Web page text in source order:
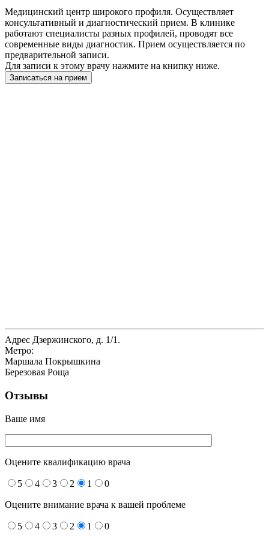
Медицинский центр широкого профиля. Осуществляет
консультативный и диагностический прием. В клинике
работают специалисты разных профилей, проводят все
современные виды диагностик. Прием осуществляется по
предварительной записи.
Для записи к этому врачу нажмите на книпку ниже.
Записаться на прием
Адрес Дзержинского, д. 1/1.
Метро:
Маршала Покрышкина
Березовая Роща
Отзывы
Ваше имя
Оцените квалификацию врача
5 4 3 2 1 0
Оцените внимание врача к вашей проблеме
5 4 3 2 1 0